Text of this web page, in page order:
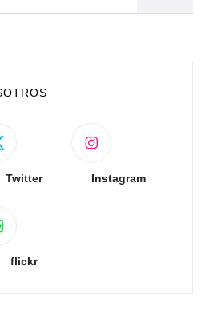
Twitter Instagram
flickr